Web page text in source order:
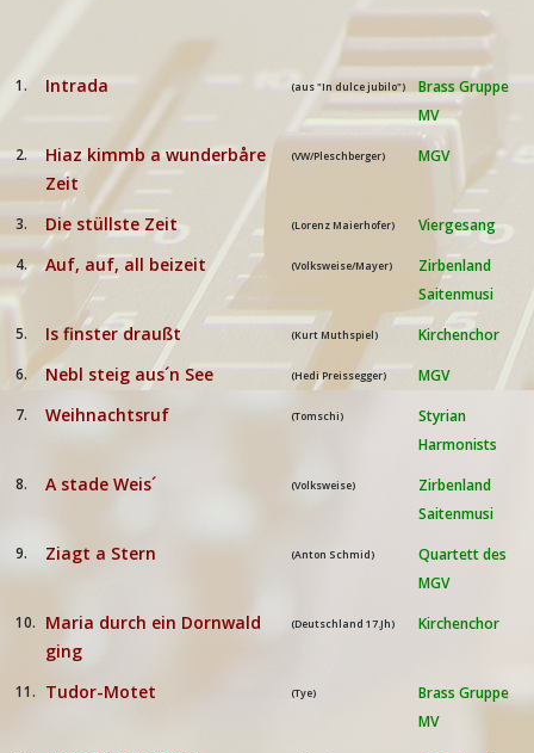
1. Intrada (aus "In dulce jubilo")
Brass Gruppe
MV
2.
Hiaz kimmb a wunderbåre
Zeit
(VW/Pleschberger) MGV
3. Die stüllste Zeit (Lorenz Maierhofer) Viergesang
4. Auf, auf, all beizeit (Volksweise/Mayer)
Zirbenland
Saitenmusi
5. Is finster draußt (Kurt Muthspiel) Kirchenchor
6. Nebl steig aus´n See (Hedi Preissegger) MGV
7. Weihnachtsruf (Tomschi)
Styrian
Harmonists
8. A stade Weis´ (Volksweise)
Zirbenland
Saitenmusi
9. Ziagt a Stern (Anton Schmid)
Quartett des
MGV
10.
Maria durch ein Dornwald
ging
(Deutschland 17.Jh) Kirchenchor
11. Tudor-Motet (Tye)
Brass Gruppe
MV